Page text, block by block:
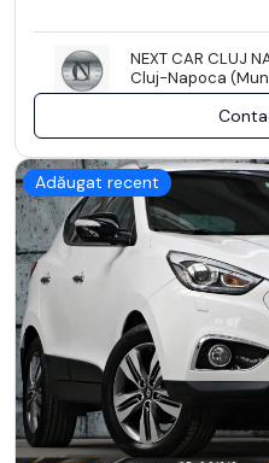
NEXT CAR CLUJ
Cluj-Napoca
Adăugat recent